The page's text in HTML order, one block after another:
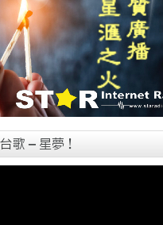
歌 – 星夢！